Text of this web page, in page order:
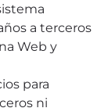
a terceros
Web y
para
ni